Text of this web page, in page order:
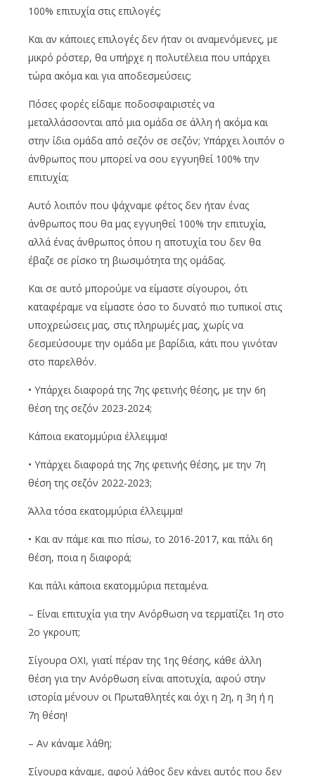
100% επιτυχία στις επιλογές;
Και αν κάποιες επιλογές δεν ήταν οι αναμενόμενες, με
μικρό ρόστερ, θα υπήρχε η πολυτέλεια που υπάρχει
τώρα ακόμα και για αποδεσμεύσεις;
Πόσες φορές είδαμε ποδοσφαιριστές να
μεταλλάσσονται από μια ομάδα σε άλλη ή ακόμα και
στην ίδια ομάδα από σεζόν σε σεζόν; Υπάρχει λοιπόν ο
άνθρωπος που μπορεί να σου εγγυηθεί 100% την
επιτυχία;
Αυτό λοιπόν που ψάχναμε φέτος δεν ήταν ένας
άνθρωπος που θα μας εγγυηθεί 100% την επιτυχία,
αλλά ένας άνθρωπος όπου η αποτυχία του δεν θα
έβαζε σε ρίσκο τη βιωσιμότητα της ομάδας.
Και σε αυτό μπορούμε να είμαστε σίγουροι, ότι
καταφέραμε να είμαστε όσο το δυνατό πιο τυπικοί στις
υποχρεώσεις μας, στις πληρωμές μας, χωρίς να
δεσμεύσουμε την ομάδα με βαρίδια, κάτι που γινόταν
στο παρελθόν.
• Υπάρχει διαφορά της 7ης φετινής θέσης, με την 6η
θέση της σεζόν 2023-2024;
Κάποια εκατομμύρια έλλειμμα!
• Υπάρχει διαφορά της 7ης φετινής θέσης, με την 7η
θέση της σεζόν 2022-2023;
Άλλα τόσα εκατομμύρια έλλειμμα!
• Και αν πάμε και πιο πίσω, το 2016-2017, και πάλι 6η
θέση, ποια η διαφορά;
Και πάλι κάποια εκατομμύρια πεταμένα.
– Είναι επιτυχία για την Ανόρθωση να τερματίζει 1η στο
2ο γκρουπ;
Σίγουρα ΟΧΙ, γιατί πέραν της 1ης θέσης, κάθε άλλη
θέση για την Ανόρθωση είναι αποτυχία, αφού στην
ιστορία μένουν οι Πρωταθλητές και όχι η 2η, η 3η ή η
7η θέση!
– Αν κάναμε λάθη;
Σίγουρα κάναμε, αφού λάθος δεν κάνει αυτός που δεν